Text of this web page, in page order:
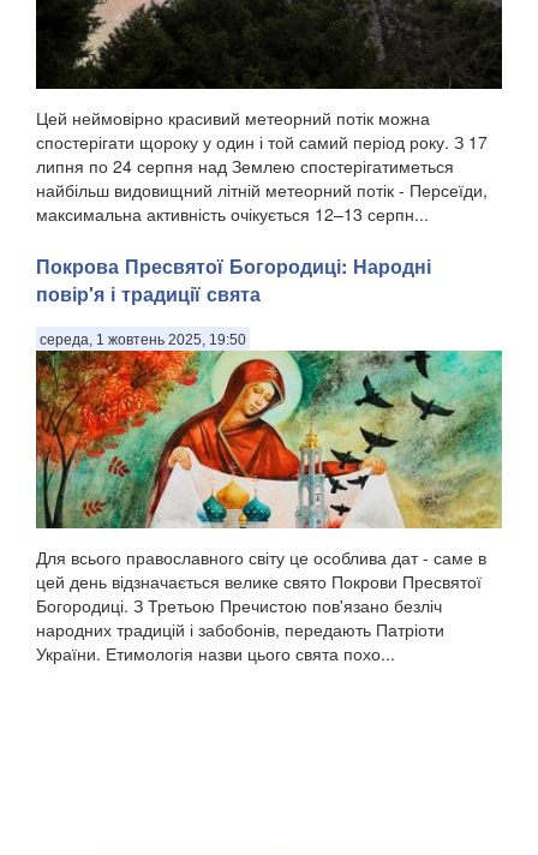
Цей неймовірно красивий метеорний потік можна
спостерігати щороку у один і той самий період року. З 17
липня по 24 серпня над Землею спостерігатиметься
найбільш видовищний літній метеорний потік - Персеїди,
максимальна активність очікується 12–13 серпн...
Покрова Пресвятої Богородиці: Народні
повір'я і традиції свята
середа, 1 жовтень 2025, 19:50
Для всього православного світу це особлива дат - саме в
цей день відзначається велике свято Покрови Пресвятої
Богородиці. З Третьою Пречистою пов'язано безліч
народних традицій і забобонів, передають Патріоти
України. Етимологія назви цього свята похо...